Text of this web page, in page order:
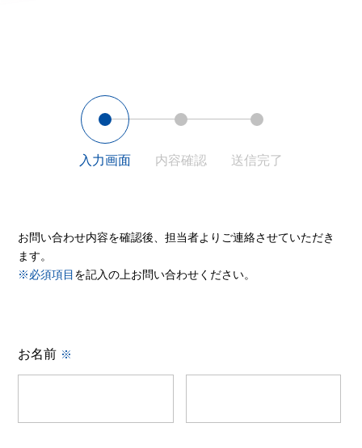
入力画面 内容確認 送信完了
お問い合わせ内容を確認後、担当者よりご連絡させていただき
ます。
※必須項目 を記入の上お問い合わせください。
お名前 ※